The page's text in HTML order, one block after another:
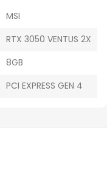
MSI
RTX 3050 VENTUS 2X
8GB
PCI EXPRESS GEN 4